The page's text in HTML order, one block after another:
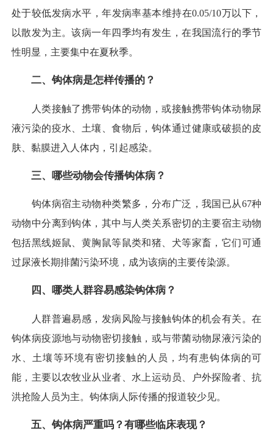
处于较低发病水平，年发病率基本维持在0.05/10万以下，
以散发为主。该病一年四季均有发生，在我国流行的季节
性明显，主要集中在夏秋季。
二、钩体病是怎样传播的？
人类接触了携带钩体的动物，或接触携带钩体动物尿
液污染的疫水、土壤、食物后，钩体通过健康或破损的皮
肤、黏膜进入人体内，引起感染。
三、哪些动物会传播钩体病？
钩体病宿主动物种类繁多，分布广泛，我国已从67种
动物中分离到钩体，其中与人类关系密切的主要宿主动物
包括黑线姬鼠、黄胸鼠等鼠类和猪、犬等家畜，它们可通
过尿液长期排菌污染环境，成为该病的主要传染源。
四、哪类人群容易感染钩体病？
人群普遍易感，发病风险与接触钩体的机会有关。在
钩体病疫源地与动物密切接触，或与带菌动物尿液污染的
水、土壤等环境有密切接触的人员，均有患钩体病的可
能，主要以农牧业从业者、水上运动员、户外探险者、抗
洪抢险人员为主。钩体病人际传播的报道较少见。
五、钩体病严重吗？有哪些临床表现？